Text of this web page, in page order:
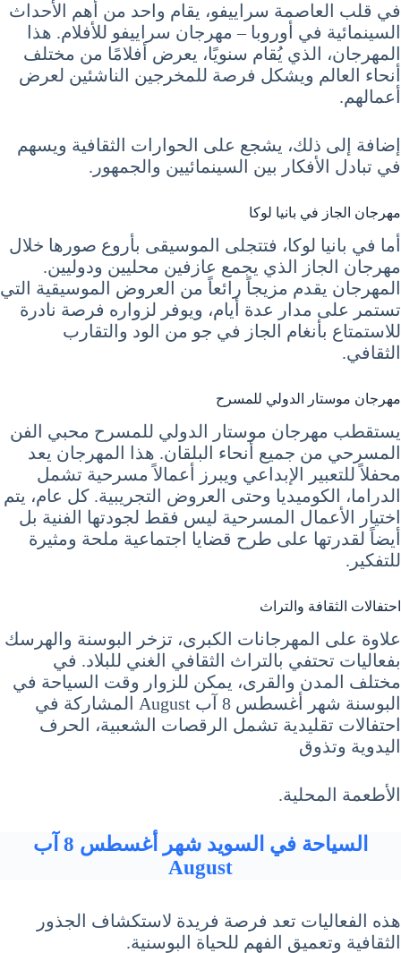
في قلب العاصمة سراييفو، يقام واحد من أهم الأحداث
السينمائية في أوروبا – مهرجان سراييفو للأفلام. هذا
المهرجان، الذي يُقام سنويًا، يعرض أفلامًا من مختلف
أنحاء العالم ويشكل فرصة للمخرجين الناشئين لعرض
أعمالهم.
إضافة إلى ذلك، يشجع على الحوارات الثقافية ويسهم
في تبادل الأفكار بين السينمائيين والجمهور.
مهرجان الجاز في بانيا لوكا
أما في بانيا لوكا، فتتجلى الموسيقى بأروع صورها خلال
مهرجان الجاز الذي يجمع عازفين محليين ودوليين.
المهرجان يقدم مزيجاً رائعاً من العروض الموسيقية التي
تستمر على مدار عدة أيام، ويوفر لزواره فرصة نادرة
للاستمتاع بأنغام الجاز في جو من الود والتقارب
الثقافي.
مهرجان موستار الدولي للمسرح
يستقطب مهرجان موستار الدولي للمسرح محبي الفن
المسرحي من جميع أنحاء البلقان. هذا المهرجان يعد
محفلاً للتعبير الإبداعي ويبرز أعمالاً مسرحية تشمل
الدراما، الكوميديا وحتى العروض التجريبية. كل عام، يتم
اختيار الأعمال المسرحية ليس فقط لجودتها الفنية بل
أيضاً لقدرتها على طرح قضايا اجتماعية ملحة ومثيرة
للتفكير.
احتفالات الثقافة والتراث
علاوة على المهرجانات الكبرى، تزخر البوسنة والهرسك
بفعاليات تحتفي بالتراث الثقافي الغني للبلاد. في
مختلف المدن والقرى، يمكن للزوار وقت السياحة في
البوسنة شهر أغسطس 8 آب August المشاركة في
احتفالات تقليدية تشمل الرقصات الشعبية، الحرف
اليدوية وتذوق
الأطعمة المحلية.
السياحة في السويد شهر أغسطس 8 آب
August
هذه الفعاليات تعد فرصة فريدة لاستكشاف الجذور
الثقافية وتعميق الفهم للحياة البوسنية.